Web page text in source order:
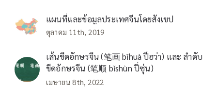
แผนที่และข้อมูลประเทศจีนโดยสังเขป
ตุลาคม 11th, 2019
เส้นขีดอักษรจีน (笔画 bǐhuà ปี่ฮว่า) และ ลำดับ
ขีดอักษรจีน (笔顺 bǐshùn ปี่ซุ่น)
เมษายน 8th, 2022